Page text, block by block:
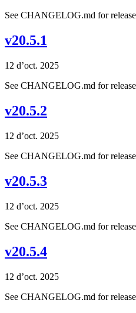
See CHANGELOG.md for
v20.5.1
12 d’oct. 2025
See CHANGELOG.md for
v20.5.2
12 d’oct. 2025
See CHANGELOG.md for
v20.5.3
12 d’oct. 2025
See CHANGELOG.md for
v20.5.4
12 d’oct. 2025
See CHANGELOG.md for